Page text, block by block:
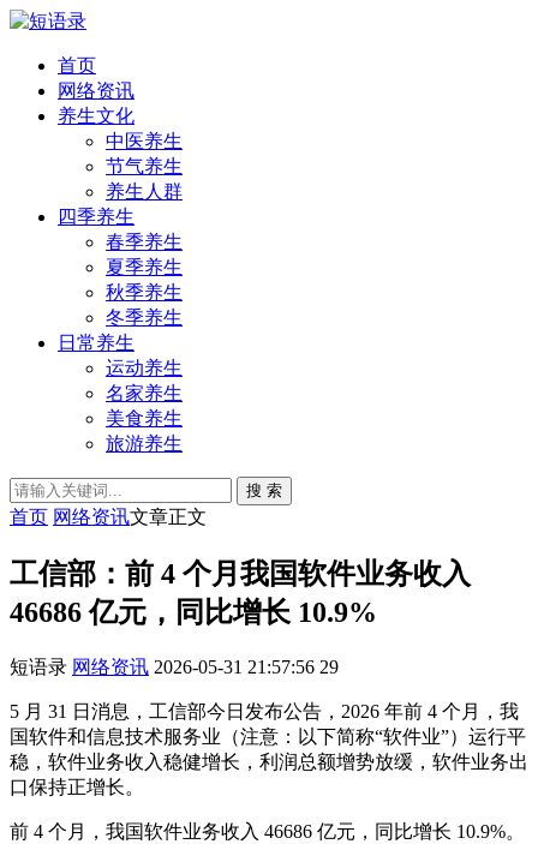
首页
网络资讯
养生文化
中医养生
节气养生
养生人群
四季养生
春季养生
夏季养生
秋季养生
冬季养生
日常养生
运动养生
名家养生
美食养生
旅游养生
搜 索
首页 网络资讯文章正文
工信部：前 4 个月我国软件业务收入
46686 亿元，同比增长 10.9%
短语录 网络资讯 2026-05-31 21:57:56 29
5 月 31 日消息，工信部今日发布公告，2026 年前 4 个月，我
国软件和信息技术服务业（注意：以下简称“软件业”）运行平
稳，软件业务收入稳健增长，利润总额增势放缓，软件业务出
口保持正增长。
前 4 个月，我国软件业务收入 46686 亿元，同比增长 10.9%。